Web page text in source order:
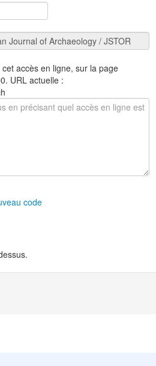
accès en ligne, sur la page
URL actuelle :
code